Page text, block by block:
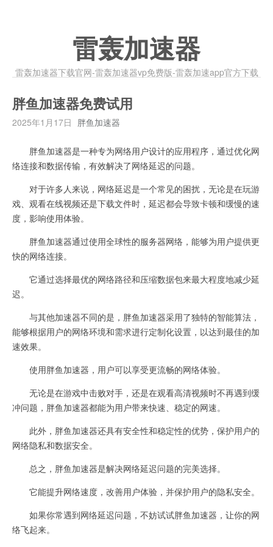
雷轰加速器
雷轰加速器下载官网-雷轰加速器vp免费版-雷轰加速app官方下载
胖鱼加速器免费试用
2025年1月17日 胖鱼加速器
胖鱼加速器是一种专为网络用户设计的应用程序，通过优化网
络连接和数据传输，有效解决了网络延迟的问题。
对于许多人来说，网络延迟是一个常见的困扰，无论是在玩游
戏、观看在线视频还是下载文件时，延迟都会导致卡顿和缓慢的速
度，影响使用体验。
胖鱼加速器通过使用全球性的服务器网络，能够为用户提供更
快的网络连接。
它通过选择最优的网络路径和压缩数据包来最大程度地减少延
迟。
与其他加速器不同的是，胖鱼加速器采用了独特的智能算法，
能够根据用户的网络环境和需求进行定制化设置，以达到最佳的加
速效果。
使用胖鱼加速器，用户可以享受更流畅的网络体验。
无论是在游戏中击败对手，还是在观看高清视频时不再遇到缓
冲问题，胖鱼加速器都能为用户带来快速、稳定的网速。
此外，胖鱼加速器还具有安全性和稳定性的优势，保护用户的
网络隐私和数据安全。
总之，胖鱼加速器是解决网络延迟问题的完美选择。
它能提升网络速度，改善用户体验，并保护用户的隐私安全。
如果你常遇到网络延迟问题，不妨试试胖鱼加速器，让你的网
络飞起来。